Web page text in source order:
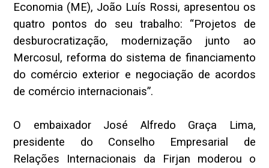
Economia (ME), João Luís Rossi, apresentou os
quatro pontos do seu trabalho: “Projetos de
desburocratização, modernização junto ao
Mercosul, reforma do sistema de financiamento
do comércio exterior e negociação de acordos
de comércio internacionais”.
O embaixador José Alfredo Graça Lima,
presidente do Conselho Empresarial de
Relações Internacionais da Firjan moderou o